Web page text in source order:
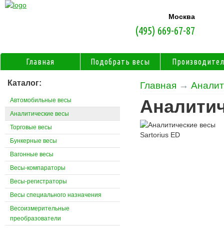
Главная →
Каталог:
Автомобильные весы
Аналитические весы
Торговые весы
Бункерные весы
Вагонные весы
Весы-компараторы
Весы-регистраторы
Весы специального назначения
Весоизмерительные
преобразователи
Москва
(495) 669-67-87
Главная Подобрать весы